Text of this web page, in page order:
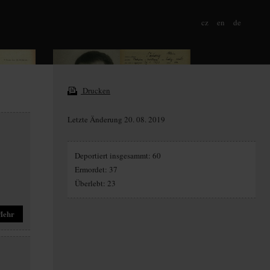
cz en de
Drucken
Letzte Änderung 20. 08. 2019
Deportiert insgesammt: 60
Ermordet: 37
Überlebt: 23